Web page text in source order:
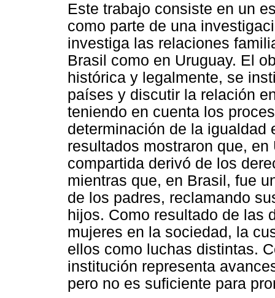
Este trabajo consiste en un
como parte de una
investiga las relaciones
Brasil como en Uruguay. El
histórica y legalmente, se
países y discutir la relación
teniendo en cuenta los
determinación de la igualdad
resultados mostraron que,
compartida derivó de los
mientras que, en Brasil, fue
de los padres, reclamando
hijos. Como resultado de las
mujeres en la sociedad, la
ellos como luchas distintas.
institución representa
pero no es suficiente para